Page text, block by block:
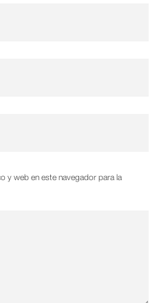
y web en este navegador para la